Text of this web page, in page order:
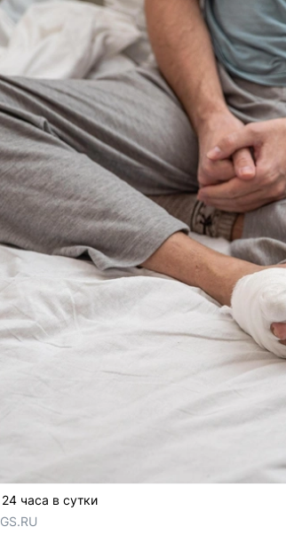
часа в сутки